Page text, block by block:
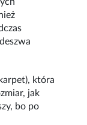
która
jak
bo po